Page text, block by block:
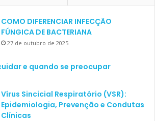
COMO DIFERENCIAR INFECÇÃO
FÚNGICA DE BACTERIANA
27 de outubro de 2025
e quando se preocupar
Vírus Sincicial Respiratório (VSR):
Epidemiologia, Prevenção e Condutas
Clínicas